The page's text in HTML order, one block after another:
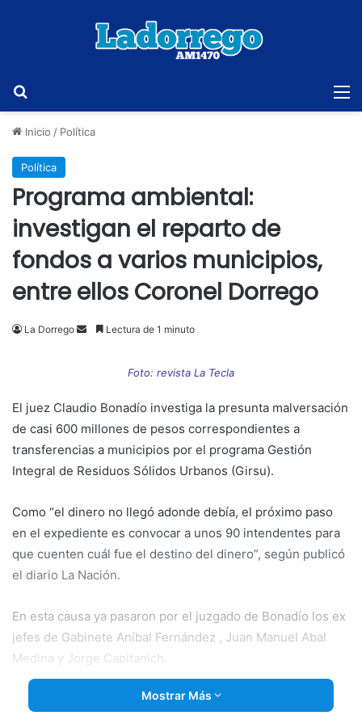
Inicio / Política
Política
Programa ambiental:
investigan el reparto de
fondos a varios municipios,
entre ellos Coronel Dorrego
La Dorrego
SendLectura de 1 minuto
Foto: revista La Tecla
El juez Claudio Bonadío investiga la presunta malversación
de casi 600 millones de pesos correspondientes a
transferencias a municipios por el programa Gestión
Integral de Residuos Sólidos Urbanos (Girsu).
Como “el dinero no llegó adonde debía, el próximo paso
en el expediente es convocar a unos 90 intendentes para
que cuenten cuál fue el destino del dinero”, según publicó
el diario La Nación.
En esta causa ya pasaron por el juzgado de Bonadío los ex
jefes de Gabinete Aníbal Fernández , Juan Manuel Abal
Medina y Jorge Capitanich.
El diario La Nación informó que el programa GIRSU
Mostrar Más